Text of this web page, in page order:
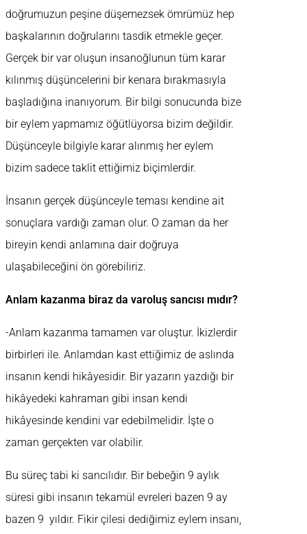
doğrumuzun peşine düşemezsek ömrümüz hep
başkalarının doğrularını tasdik etmekle geçer.
Gerçek bir var oluşun insanoğlunun tüm karar
kılınmış düşüncelerini bir kenara bırakmasıyla
başladığına inanıyorum. Bir bilgi sonucunda bize
bir eylem yapmamız öğütlüyorsa bizim değildir.
Düşünceyle bilgiyle karar alınmış her eylem
bizim sadece taklit ettiğimiz biçimlerdir.
İnsanın gerçek düşünceyle teması kendine ait
sonuçlara vardığı zaman olur. O zaman da her
bireyin kendi anlamına dair doğruya
ulaşabileceğini ön görebiliriz.
Anlam kazanma biraz da varoluş sancısı mıdır?
-Anlam kazanma tamamen var oluştur. İkizlerdir
birbirleri ile. Anlamdan kast ettiğimiz de aslında
insanın kendi hikâyesidir. Bir yazarın yazdığı bir
hikâyedeki kahraman gibi insan kendi
hikâyesinde kendini var edebilmelidir. İşte o
zaman gerçekten var olabilir.
Bu süreç tabi ki sancılıdır. Bir bebeğin 9 aylık
süresi gibi insanın tekamül evreleri bazen 9 ay
bazen 9 yıldır. Fikir çilesi dediğimiz eylem insanı,